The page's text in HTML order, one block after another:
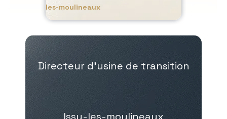
les-moulineaux
Directeur d’usine de transition